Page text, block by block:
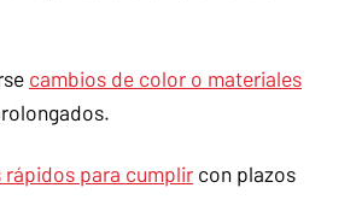
cambios de color o materiales
rápidos para cumplir con plazos